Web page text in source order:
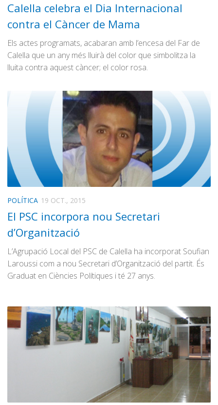
Calella celebra el Dia Internacional
contra el Càncer de Mama
Els actes programats, acabaran amb l’encesa del Far de
Calella que un any més lluirà del color que simbolitza la
lluita contra aquest càncer; el color rosa.
POLÍTICA 19 OCT., 2015
El PSC incorpora nou Secretari
d’Organització
L’Agrupació Local del PSC de Calella ha incorporat Soufian
Laroussi com a nou Secretari d’Organització del partit. És
Graduat en Ciències Polítiques i té 27 anys.